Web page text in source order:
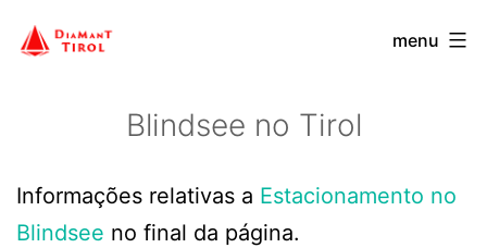
para
menu
Blindsee no Tirol
Informações relativas a Estacionamento no
Blindsee no final da página.